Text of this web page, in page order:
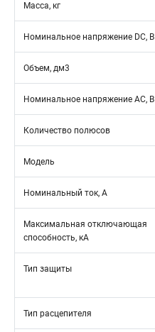
Масса, кг
Номинальное напряжение DC, В
Объем, дм3
Номинальное напряжение АС, В
Количество полюсов
Модель
Номинальный ток, А
Максимальная отключающая
способность, кА
Тип защиты
Тип расцепителя